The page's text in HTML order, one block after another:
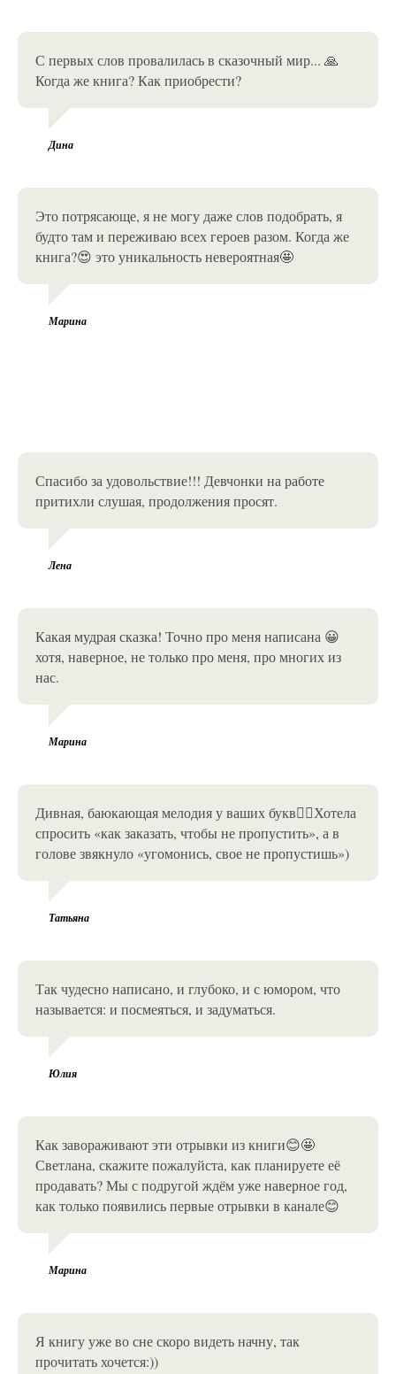
С первых слов провалилась в сказочный мир... 🙏
Когда же книга? Как приобрести?
Дина
Это потрясающе, я не могу даже слов подобрать, я
будто там и переживаю всех героев разом. Когда же
книга?😍 это уникальность невероятная🤩
Марина
Спасибо за удовольствие!!! Девчонки на работе
притихли слушая, продолжения просят.
Лена
Какая мудрая сказка! Точно про меня написана 😀
хотя, наверное, не только про меня, про многих из
нас.
Марина
Дивная, баюкающая мелодия у ваших букв❤️‍🔥Хотела
спросить «как заказать, чтобы не пропустить», а в
голове звякнуло «угомонись, свое не пропустишь»)
Татьяна
Так чудесно написано, и глубоко, и с юмором, что
называется: и посмеяться, и задуматься.
Юлия
Как завораживают эти отрывки из книги😊🤩
Светлана, скажите пожалуйста, как планируете её
продавать? Мы с подругой ждём уже наверное год,
как только появились первые отрывки в канале😊
Марина
Я книгу уже во сне скоро видеть начну, так
прочитать хочется:))